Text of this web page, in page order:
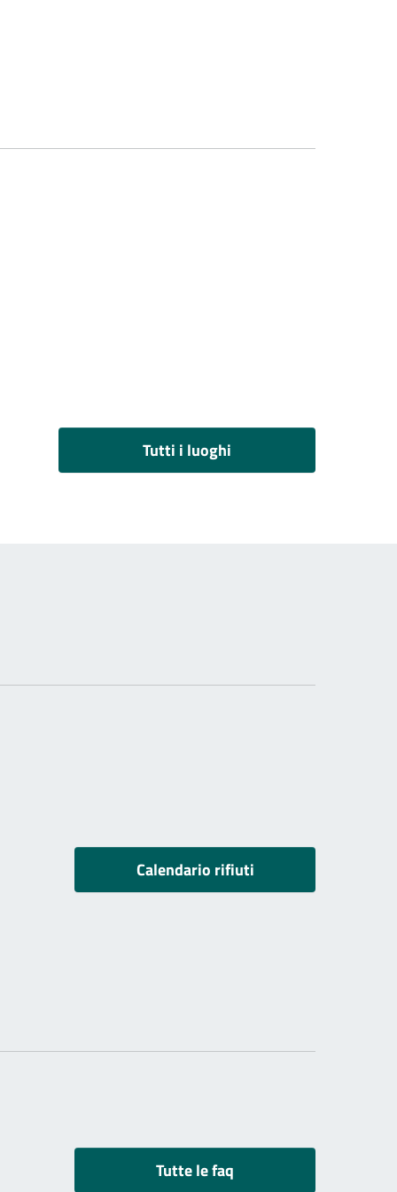
Tutti i luoghi
Calendario rifiuti
Tutte le faq